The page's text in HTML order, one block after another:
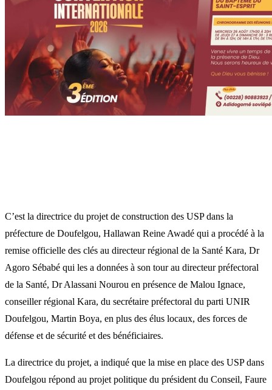
C’est la directrice du projet de construction des USP dans la
préfecture de Doufelgou, Hallawan Reine Awadé qui a procédé à la
remise officielle des clés au directeur régional de la Santé Kara, Dr
Agoro Sébabé qui les a données à son tour au directeur préfectoral
de la Santé, Dr Alassani Nourou en présence de Malou Ignace,
conseiller régional Kara, du secrétaire préfectoral du parti UNIR
Doufelgou, Martin Boya, en plus des élus locaux, des forces de
défense et de sécurité et des bénéficiaires.
La directrice du projet, a indiqué que la mise en place des USP dans
Doufelgou répond au projet politique du président du Conseil, Faure